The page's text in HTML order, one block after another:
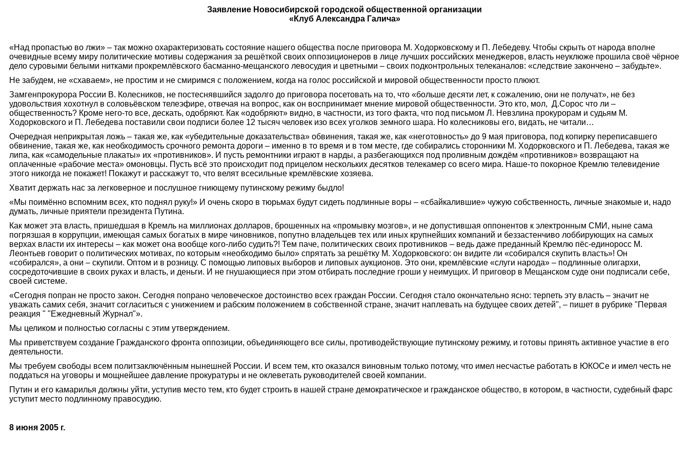
Заявление Новосибирской городской общественной организации
«Клуб Александра Галича»
«Над пропастью во лжи» – так можно охарактеризовать состояние нашего общества после приговора М. Ходорковскому и П. Лебедеву. Чтобы скрыть от народа вполне
очевидные всему миру политические мотивы содержания за решёткой своих оппозиционеров в лице лучших российских менеджеров, власть неуклюже прошила своё чёрное
дело суровыми белыми нитками прокремлёвского басманно-мещанского левосудия и цветными – своих подконтрольных телеканалов: «следствие закончено – забудьте».
Не забудем, не «схаваем», не простим и не смиримся с положением, когда на голос российской и мировой общественности просто плюют.
Замгенпрокурора России В. Колесников, не постеснявшийся задолго до приговора посетовать на то, что «больше десяти лет, к сожалению, они не получат», не без
удовольствия хохотнул в соловьёвском телеэфире, отвечая на вопрос, как он воспринимает мнение мировой общественности. Это кто, мол, Д.Сорос что ли –
общественность? Кроме него-то все, дескать, одобряют. Как «одобряют» видно, в частности, из того факта, что под письмом Л. Невзлина прокурорам и судьям М.
Ходорковского и П. Лебедева поставили свои подписи более 12 тысяч человек изо всех уголков земного шара. Но колесниковы его, видать, не читали…
Очередная неприкрытая ложь – такая же, как «убедительные доказательства» обвинения, такая же, как «неготовность» до 9 мая приговора, под копирку переписавшего
обвинение, такая же, как необходимость срочного ремонта дороги – именно в то время и в том месте, где собирались сторонники М. Ходорковского и П. Лебедева, такая же
липа, как «самодельные плакаты» их «противников». И пусть ремонтники играют в нарды, а разбегающихся под проливным дождём «противников» возвращают на
оплаченные «рабочие места» омоновцы. Пусть всё это происходит под прицелом нескольких десятков телекамер со всего мира. Наше-то покорное Кремлю телевидение
этого никогда не покажет! Покажут и расскажут то, что велят всесильные кремлёвские хозяева.
Хватит держать нас за легковерное и послушное гниющему путинскому режиму быдло!
«Мы поимённо вспомним всех, кто поднял руку!» И очень скоро в тюрьмах будут сидеть подлинные воры – «сбайкалившие» чужую собственность, личные знакомые и, надо
думать, личные приятели президента Путина.
Как может эта власть, пришедшая в Кремль на миллионах долларов, брошенных на «промывку мозгов», и не допустившая оппонентов к электронным СМИ, ныне сама
погрязшая в коррупции, имеющая самых богатых в мире чиновников, попутно владельцев тех или иных крупнейших компаний и беззастенчиво лоббирующих на самых
верхах власти их интересы – как может она вообще кого-либо судить?! Тем паче, политических своих противников – ведь даже преданный Кремлю пёс-единоросс М.
Леонтьев говорит о политических мотивах, по которым «необходимо было» спрятать за решётку М. Ходорковского: он видите ли «собирался скупить власть»! Он
«собирался», а они – скупили. Оптом и в розницу. С помощью липовых выборов и липовых аукционов. Это они, кремлёвские «слуги народа» – подлинные олигархи,
сосредоточившие в своих руках и власть, и деньги. И не гнушающиеся при этом отбирать последние гроши у неимущих. И приговор в Мещанском суде они подписали себе,
своей системе.
«Сегодня попран не просто закон. Сегодня попрано человеческое достоинство всех граждан России. Сегодня стало окончательно ясно: терпеть эту власть – значит не
уважать самих себя, значит согласиться с унижением и рабским положением в собственной стране, значит наплевать на будущее своих детей", – пишет в рубрике "Первая
реакция " "Ежедневный Журнал"».
Мы целиком и полностью согласны с этим утверждением.
Мы приветствуем создание Гражданского фронта оппозиции, объединяющего все силы, противодействующие путинскому режиму, и готовы принять активное участие в его
деятельности.
Мы требуем свободы всем политзаключённым нынешней России. И всем тем, кто оказался виновным только потому, что имел несчастье работать в ЮКОСе и имел честь не
поддаться на уговоры и мощнейшее давление прокуратуры и не оклеветать руководителей своей компании.
Путин и его камарилья должны уйти, уступив место тем, кто будет строить в нашей стране демократическое и гражданское общество, в котором, в частности, судебный фарс
уступит место подлинному правосудию.
8 июня 2005 г.